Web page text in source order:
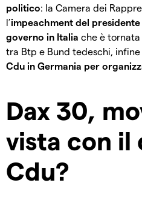
politico: la Camera dei
l’impeachment del presidente
governo in Italia che è
tra Btp e Bund tedeschi, infine
Cdu in Germania per
Dax 30,
vista con il
Cdu?